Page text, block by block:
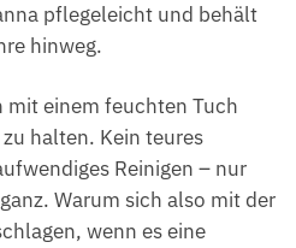
pflegeleicht und behält
hinweg.
mit einem feuchten Tuch
halten. Kein teures
Reinigen – nur
Warum sich also mit der
wenn es eine